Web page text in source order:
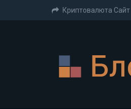
Криптовалюта Cайт